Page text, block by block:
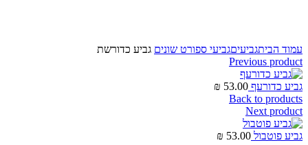
עמוד הביתגביעיםגביעי ספורט שונים גביע כדורשת
Previous product
גביע כדורעף 53.00
₪
Back to products
Next product
גביע פוטבול 53.00
₪